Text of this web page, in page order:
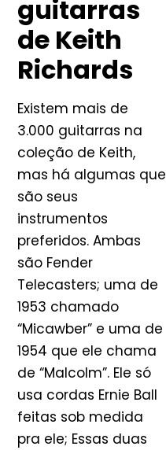
guitarras
de Keith
Richards
Existem mais de
3.000 guitarras na
coleção de Keith,
mas há algumas que
são seus
instrumentos
preferidos. Ambas
são Fender
Telecasters; uma de
1953 chamado
“Micawber” e uma de
1954 que ele chama
de “Malcolm”. Ele só
usa cordas Ernie Ball
feitas sob medida
pra ele; Essas duas